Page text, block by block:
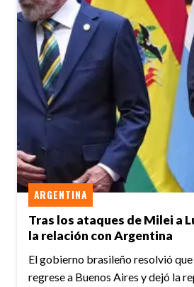
Tras los ataques de Milei a
la relación con Argentina
ARGENTINA
El gobierno brasileño resolvió
regrese a Buenos Aires y dejó la